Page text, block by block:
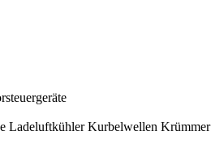
Ladeluftkühler Kurbelwellen Krümmer